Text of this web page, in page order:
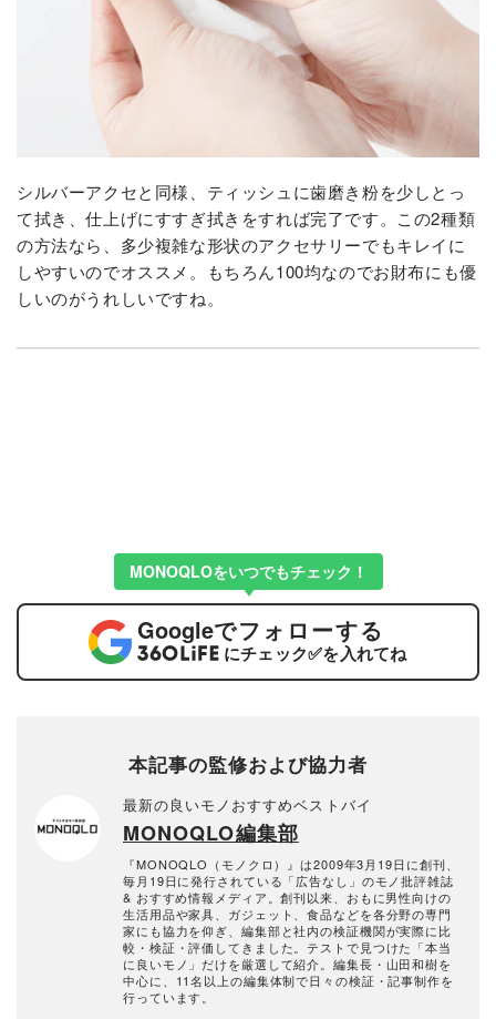
シルバーアクセと同様、ティッシュに歯磨き粉を少しとっ
て拭き、仕上げにすすぎ拭きをすれば完了です。この2種類
の方法なら、多少複雑な形状のアクセサリーでもキレイに
しやすいのでオススメ。もちろん100均なのでお財布にも優
しいのがうれしいですね。
MONOQLOをいつでもチェック！
Googleでフォローする
にチェック✅を入れてね
本記事の監修および協力者
最新の良いモノおすすめベストバイ
MONOQLO編集部
『MONOQLO（モノクロ）』は2009年3月19日に創刊、
毎月19日に発行されている「広告なし」のモノ批評雑誌
& おすすめ情報メディア。創刊以来、おもに男性向けの
生活用品や家具、ガジェット、食品などを各分野の専門
家にも協力を仰ぎ、編集部と社内の検証機関が実際に比
較・検証・評価してきました。テストで見つけた「本当
に良いモノ」だけを厳選して紹介。編集長・山田和樹を
中心に、11名以上の編集体制で日々の検証・記事制作を
行っています。